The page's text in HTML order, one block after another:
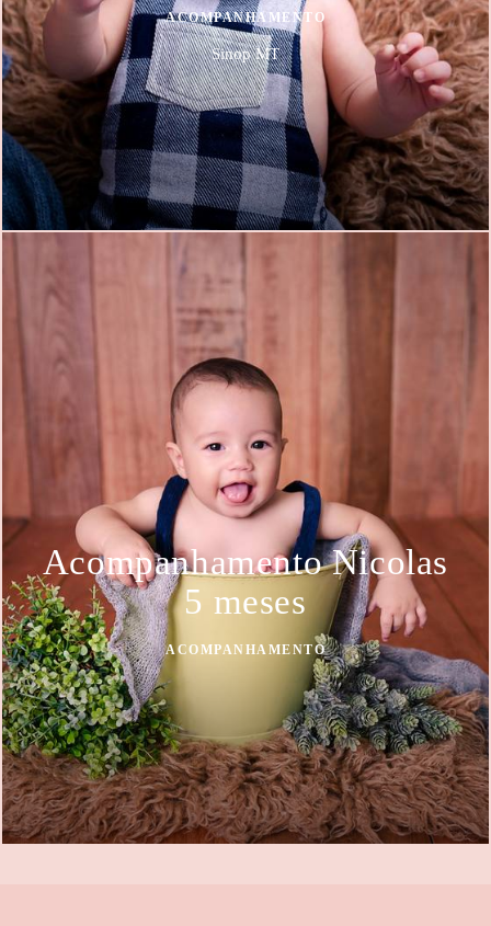
ACOMPANHAMENTO
Sinop MT
Acompanhamento Nicolas
5 meses
ACOMPANHAMENTO